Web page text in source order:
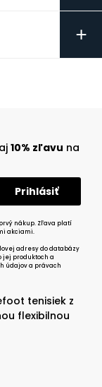
+
tenisiek z
flexibilnou
10% zľavu na
nákup. Zľava platí
akciami.
adresy do databázy
jej produktoch a
údajov a právach